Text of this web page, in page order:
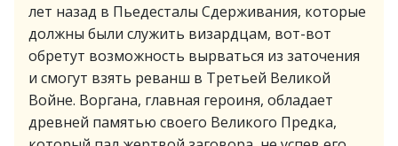
лет назад в Пьедесталы Сдерживания, которые
должны были служить визардцам, вот-вот
обретут возможность вырваться из заточения
и смогут взять реванш в Третьей Великой
Войне. Воргана, главная героиня, обладает
древней памятью своего Великого Предка,